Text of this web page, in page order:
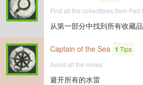
Find all the collectibles from Part I
从第一部分中找到所有收藏品
Captain of the Sea 1 Tips
Avoid all the mines
避开所有的水雷